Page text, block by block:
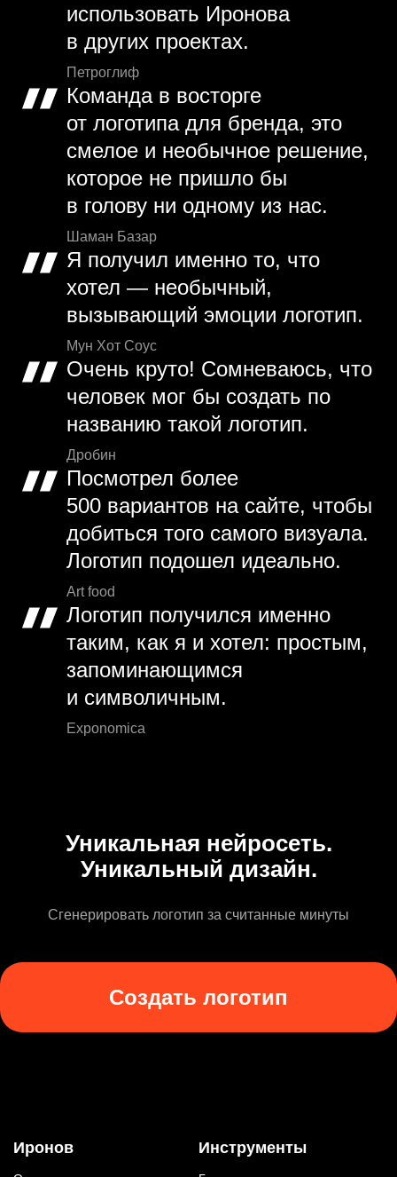
использовать Иронова
в других проектах.
Петроглиф
Команда в восторге
от логотипа для бренда, это
смелое и необычное решение,
которое не пришло бы
в голову ни одному из нас.
Шаман Базар
Я получил именно то, что
хотел — необычный,
вызывающий эмоции логотип.
Мун Хот Соус
Очень круто! Сомневаюсь, что
человек мог бы создать по
названию такой логотип.
Дробин
Посмотрел более
500 вариантов на сайте, чтобы
добиться того самого визуала.
Логотип подошел идеально.
Art food
Логотип получился именно
таким, как я и хотел: простым,
запоминающимся
и символичным.
Exponomica
Уникальная нейросеть.
Уникальный дизайн.
Сгенерировать логотип за считанные минуты
Создать логотип
Иронов Инструменты